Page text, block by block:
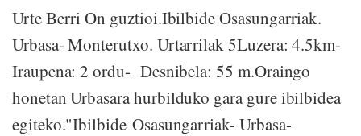
Urte Berri On guztioi.Ibilbide Osasungarriak.
Urbasa- Monterutxo. Urtarrilak 5Luzera: 4.5km-
Iraupena: 2 ordu- Desnibela: 55 m.Oraingo
honetan Urbasara hurbilduko gara gure ibilbidea
egiteko."Ibilbide Osasungarriak- Urbasa-